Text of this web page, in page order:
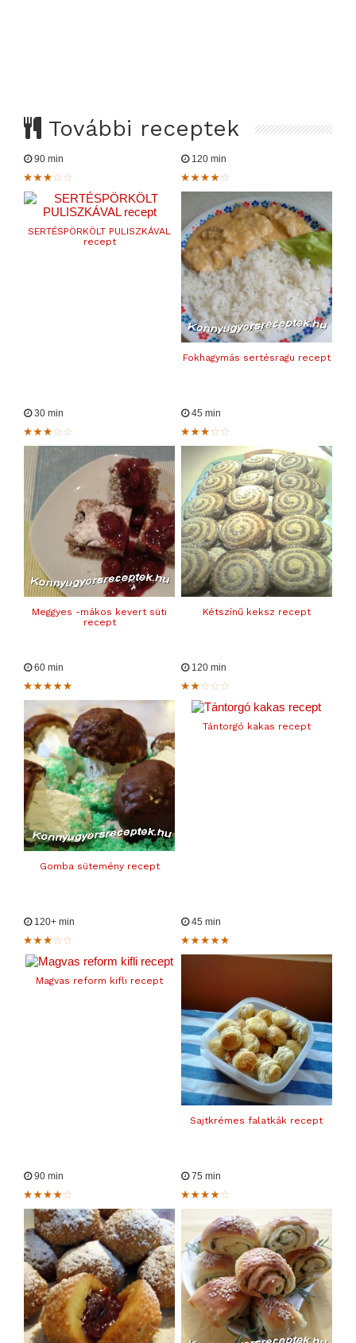
További receptek
90 min
SERTÉSPÖRKÖLT PULISZKÁVAL
recept
120 min
Fokhagymás sertésragu recept
30 min
Meggyes -mákos kevert süti
recept
45 min
Kétszínű keksz recept
60 min
Gomba sütemény recept
120 min
Tántorgó kakas recept
120+ min
Magvas reform kifli recept
45 min
Sajtkrémes falatkák recept
90 min 75 min